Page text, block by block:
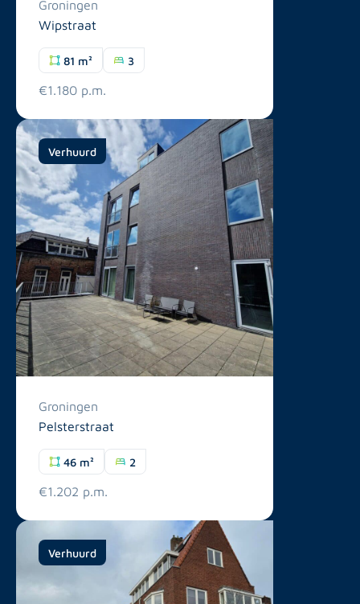
Groningen
Wipstraat
81 m² 3
€1.180 p.m.
Verhuurd
Groningen
Pelsterstraat
46 m² 2
€1.202 p.m.
Verhuurd